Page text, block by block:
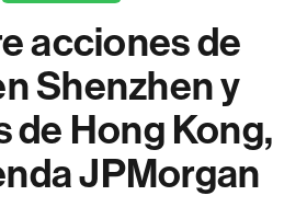
acciones de
Shenzhen y
de Hong Kong,
JPMorgan